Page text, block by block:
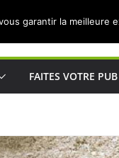
les Lorrains
FAITES VOTRE PUB
garantir la